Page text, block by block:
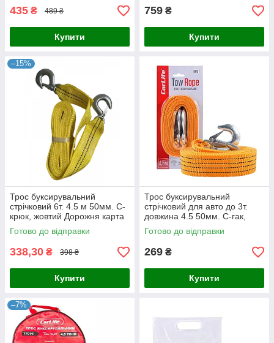
435 ₴ 489 ₴
Купити
759 ₴
Купити
–15%
Трос буксирувальний
стрічковий 6т. 4.5 м 50мм. С-
крюк, жовтий Дорожня карта
(DK46-PP645/50)
Готово до відправки
338,30 ₴ 398 ₴
Купити
Трос буксирувальний
стрічковий для авто до 3т.
довжина 4.5 50мм. С-гак,
оранжевий CarLife TR701
Готово до відправки
269 ₴
Купити
–7%